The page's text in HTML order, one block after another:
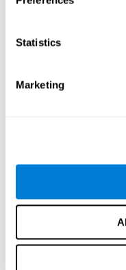
Statistics
Marketing
（CAB）は、認知能力の
不注意をフィルターにか
は、すべての認知プロセ
て認知リソースを割り
ざまな活動の最中に注意
注意を分散し、長時間集
分割的注意は、同時